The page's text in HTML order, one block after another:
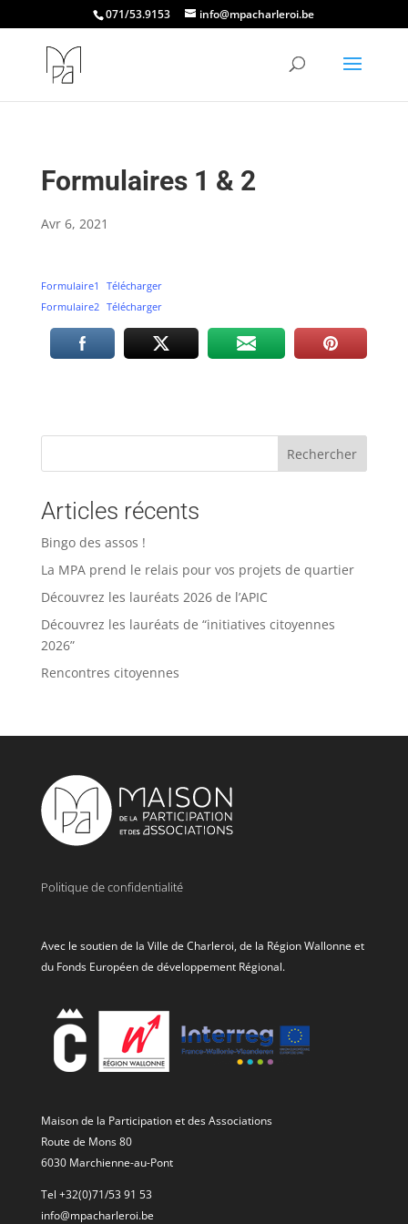
071/53.9153 info@mpacharleroi.be
Formulaires 1 & 2
Avr 6, 2021
Formulaire1
Télécharger
Formulaire2 Télécharger
Rechercher
Articles récents
Bingo des assos !
La MPA prend le relais pour vos projets de quartier
Découvrez les lauréats 2026 de l’APIC
Découvrez les lauréats de “initiatives citoyennes
2026”
Rencontres citoyennes
Politique de confidentialité
Avec le soutien de la Ville de Charleroi, de la Région Wallonne et
du Fonds Européen de développement Régional.
Maison de la Participation et des Associations
Route de Mons 80
6030 Marchienne-au-Pont
Tel +32(0)71/53 91 53
info@mpacharleroi.be